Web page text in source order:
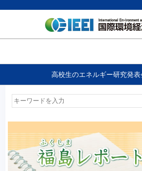
高校生のエネルギー研究発